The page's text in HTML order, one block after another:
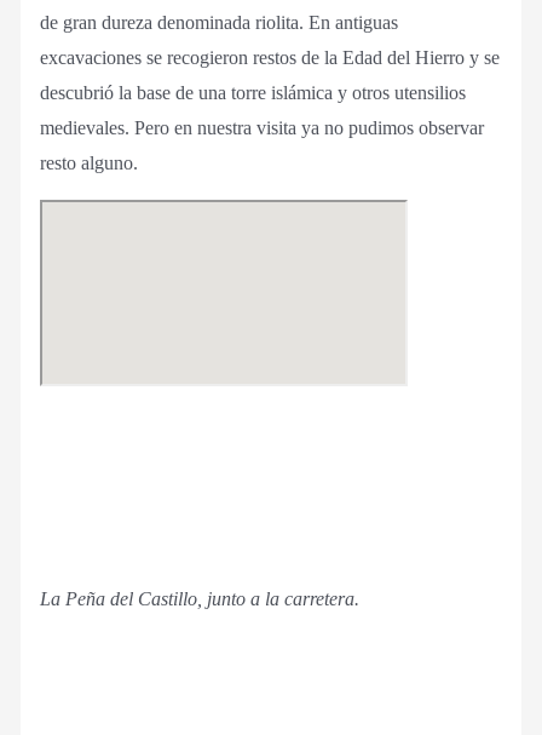
de gran dureza denominada riolita. En antiguas
excavaciones se recogieron restos de la Edad del Hierro y se
descubrió la base de una torre islámica y otros utensilios
medievales. Pero en nuestra visita ya no pudimos observar
resto alguno.
La Peña del Castillo, junto a la carretera.